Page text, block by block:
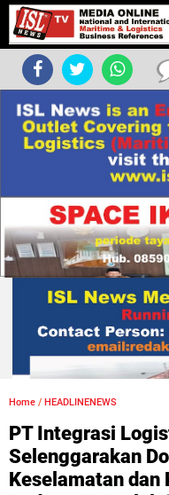
Home / HEADLINENEWS
PT Integrasi
Selenggarakan
Keselamatan dan